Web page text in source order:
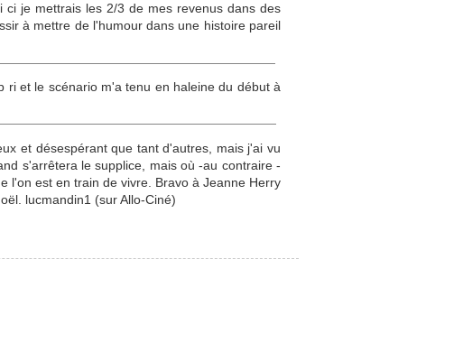
je mettrais les 2/3 de mes revenus dans des
à mettre de l'humour dans une histoire pareil
ri et le scénario m'a tenu en haleine du début à
et désespérant que tant d'autres, mais j'ai vu
s'arrêtera le supplice, mais où -au contraire -
l'on est en train de vivre. Bravo à Jeanne Herry
lucmandin1 (sur Allo-Ciné)